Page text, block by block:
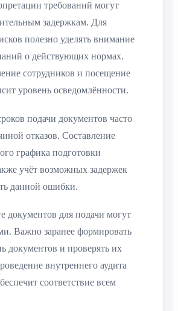
требований могут
задержкам. Для
полезно уделять внимание
о действующих нормах.
сотрудников и посещение
уровень осведомлённости.
подачи документов часто
отказов. Составление
графика подготовки
учёт возможных задержек
данной ошибки.
документов для подачи могут
Важно заранее формировать
документов и проверять их
внутреннего аудита
соответствие всем